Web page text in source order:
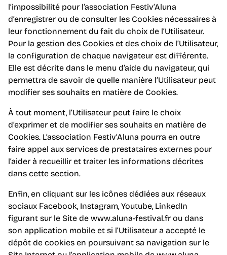
l’impossibilité pour l’association Festiv’Aluna
d’enregistrer ou de consulter les Cookies nécessaires à
leur fonctionnement du fait du choix de l’Utilisateur.
Pour la gestion des Cookies et des choix de l’Utilisateur,
la configuration de chaque navigateur est différente.
Elle est décrite dans le menu d’aide du navigateur, qui
permettra de savoir de quelle manière l’Utilisateur peut
modifier ses souhaits en matière de Cookies.
À tout moment, l’Utilisateur peut faire le choix
d’exprimer et de modifier ses souhaits en matière de
Cookies. L’association Festiv’Aluna pourra en outre
faire appel aux services de prestataires externes pour
l’aider à recueillir et traiter les informations décrites
dans cette section.
Enfin, en cliquant sur les icônes dédiées aux réseaux
sociaux Facebook, Instagram, Youtube, LinkedIn
figurant sur le Site de www.aluna-festival.fr ou dans
son application mobile et si l’Utilisateur a accepté le
dépôt de cookies en poursuivant sa navigation sur le